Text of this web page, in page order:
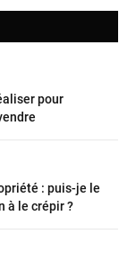
pour
: puis-je le
à le crépir ?